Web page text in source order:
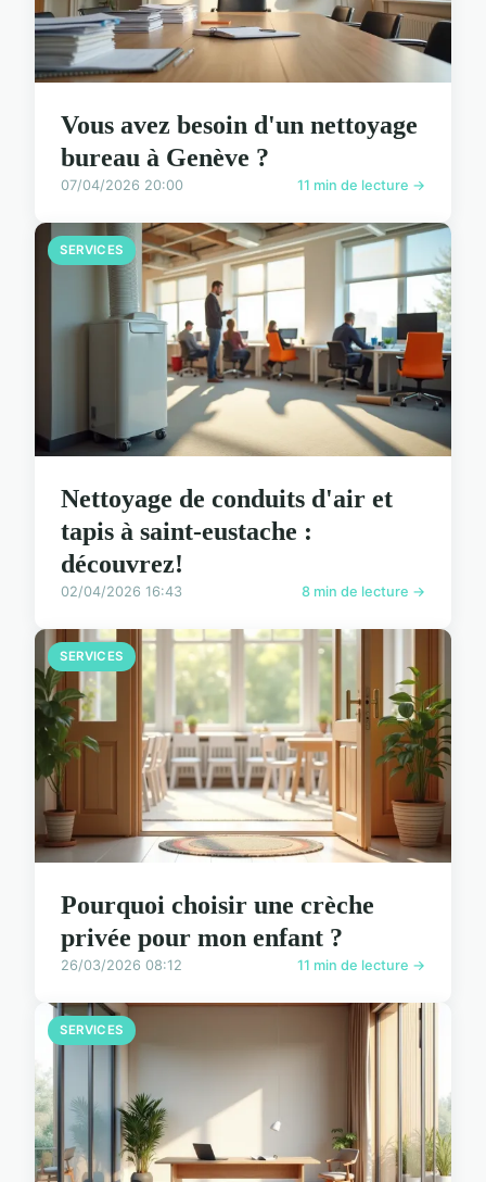
Vous avez besoin d'un nettoyage
bureau à Genève ?
07/04/2026 20:00 11 min de lecture →
SERVICES
Nettoyage de conduits d'air et
tapis à saint-eustache :
découvrez!
02/04/2026 16:43 8 min de lecture →
SERVICES
Pourquoi choisir une crèche
privée pour mon enfant ?
26/03/2026 08:12 11 min de lecture →
SERVICES